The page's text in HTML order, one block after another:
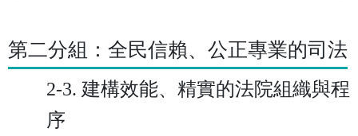
第二分組：全民信賴、公正專業的司法
2-3. 建構效能、精實的法院組織與程
序